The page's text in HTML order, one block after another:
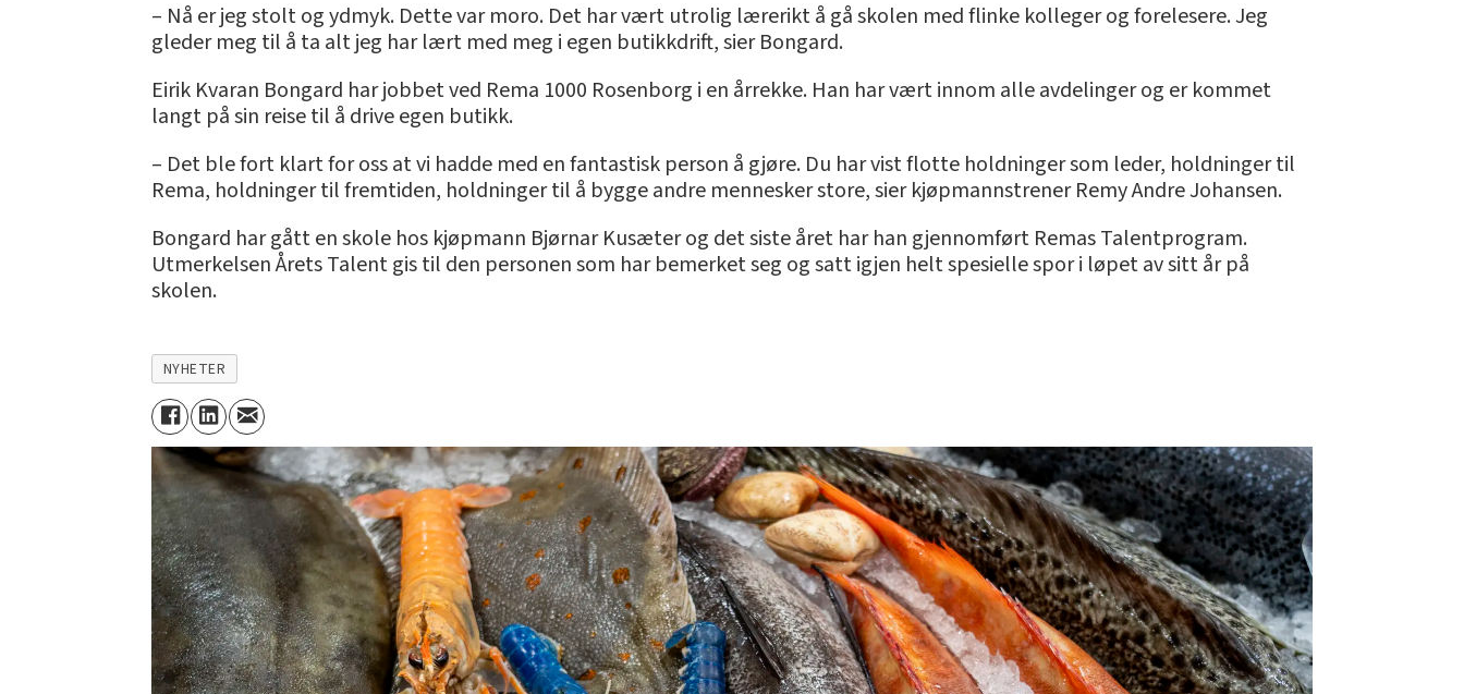
– Nå er jeg stolt og ydmyk. Dette var moro. Det har vært utrolig lærerikt å gå skolen med flinke kolleger og forelesere. Jeg
gleder meg til å ta alt jeg har lært med meg i egen butikkdrift, sier Bongard.
Eirik Kvaran Bongard har jobbet ved Rema 1000 Rosenborg i en årrekke. Han har vært innom alle avdelinger og er kommet
langt på sin reise til å drive egen butikk.
– Det ble fort klart for oss at vi hadde med en fantastisk person å gjøre. Du har vist flotte holdninger som leder, holdninger til
Rema, holdninger til fremtiden, holdninger til å bygge andre mennesker store, sier kjøpmannstrener Remy Andre Johansen.
Bongard har gått en skole hos kjøpmann Bjørnar Kusæter og det siste året har han gjennomført Remas Talentprogram.
Utmerkelsen Årets Talent gis til den personen som har bemerket seg og satt igjen helt spesielle spor i løpet av sitt år på
skolen.
NYHETER